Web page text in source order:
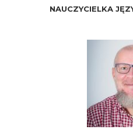
NAUCZYCIELKA